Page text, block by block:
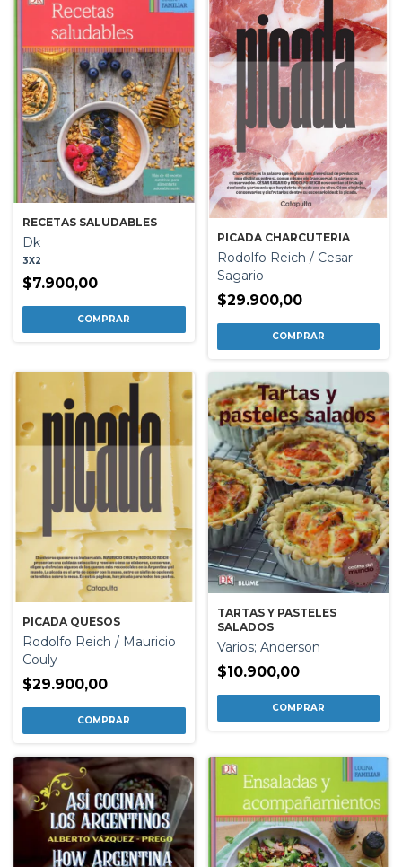
RECETAS SALUDABLES
Dk
3X2
$7.900,00
PICADA CHARCUTERIA
Rodolfo Reich / Cesar
Sagario
$29.900,00
PICADA QUESOS
Rodolfo Reich / Mauricio
Couly
$29.900,00
TARTAS Y PASTELES
SALADOS
Varios; Anderson
$10.900,00